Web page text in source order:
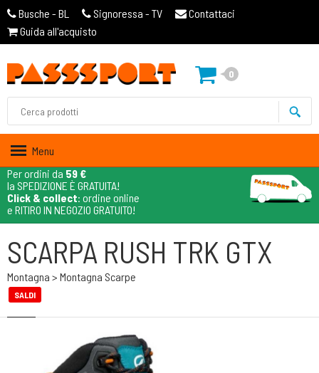
Busche - BL Signoressa - TV
Contattaci
Guida all'acquisto
0
Menu
Per ordini da 59 €
la SPEDIZIONE È GRATUITA!
Click & collect: ordine online
e RITIRO IN NEGOZIO GRATUITO!
SCARPA RUSH TRK GTX
Montagna > Montagna Scarpe
SALDI